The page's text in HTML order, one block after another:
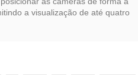
a visualização de até quatro